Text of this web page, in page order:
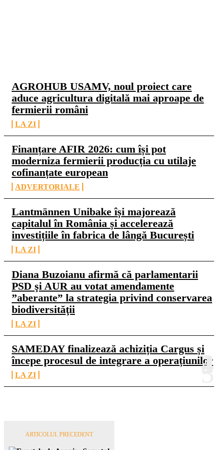
AGROHUB USAMV, noul proiect care
aduce agricultura digitală mai aproape de
fermierii români
LA ZI
Finanțare AFIR 2026: cum își pot
moderniza fermierii producția cu utilaje
cofinanțate european
ADVERTORIALE
Lantmännen Unibake își majorează
capitalul în România și accelerează
investițiile în fabrica de lângă București
LA ZI
Diana Buzoianu afirmă că parlamentarii
PSD şi AUR au votat amendamente
”aberante” la strategia privind conservarea
biodiversităţii
LA ZI
SAMEDAY finalizează achiziția Cargus și
începe procesul de integrare a operațiunilor
LA ZI
ARTICOLUL PRECEDENT